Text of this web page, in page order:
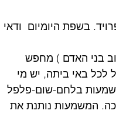
בשפת היומיום  ודאי
בני האדם ) מחפש
לכל באי ביתה, יש מי
בלחם-שום-פלפל
המשמעות נותנת את